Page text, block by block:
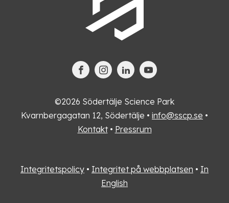
©2026 Södertälje Science Park
Kvarnbergagatan 12, Södertälje • info@sscp.se •
Kontakt• Pressrum
Integritetspolicy • Integritet på webbplatsen • In
English